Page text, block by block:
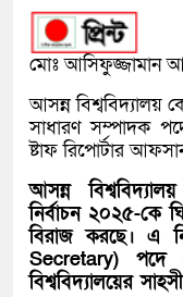
মোঃ আসিফুজ্জামান
আসন্ন বিশ্ববিদ্যালয়
সাধারণ সম্পাদক
ষ্টাফ রিপোর্টার
আসন্ন
নির্বাচন ২০২৫-কে
বিরাজ করছে। এ
Secretary) পদে
বিশ্ববিদ্যালয়ের